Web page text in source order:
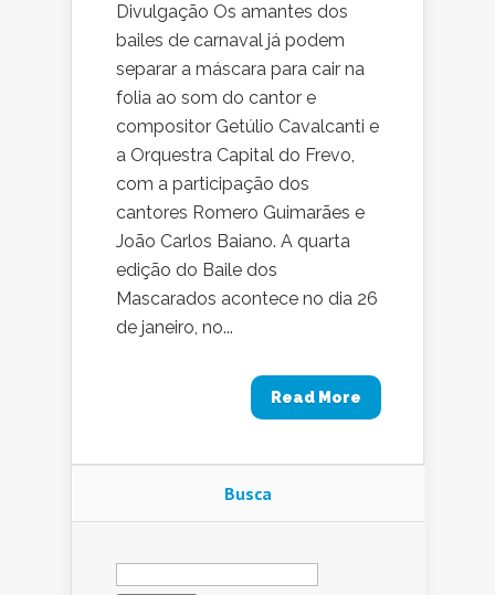
Divulgação Os amantes dos
bailes de carnaval já podem
separar a máscara para cair na
folia ao som do cantor e
compositor Getúlio Cavalcanti e
a Orquestra Capital do Frevo,
com a participação dos
cantores Romero Guimarães e
João Carlos Baiano. A quarta
edição do Baile dos
Mascarados acontece no dia 26
de janeiro, no...
Read More
Busca
Pesquisar
por: